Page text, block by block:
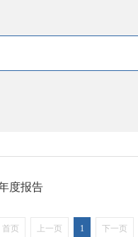
度报告
首页 上一页 1 下一页